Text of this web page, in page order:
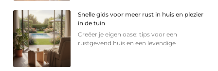
Snelle gids voor meer rust in huis en plezier
in de tuin
Creëer je eigen oase: tips voor een
rustgevend huis en een levendige